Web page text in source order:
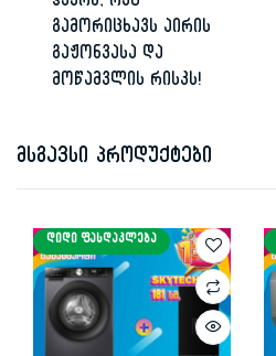
გამორიცხავს აირის
გაჟონვასა და
მოწამვლის რისკს!
მსგავსი პროდუქტები
ᲓᲘᲓᲘ ᲤᲐᲡᲓᲐᲙᲚᲔᲑᲐ